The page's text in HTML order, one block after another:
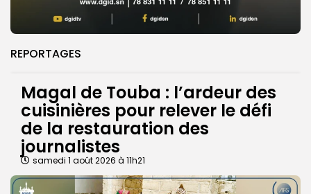
REPORTAGES
Magal de Touba : l’ardeur des
cuisinières pour relever le défi
de la restauration des
journalistes
samedi 1 août 2026 à 11h21